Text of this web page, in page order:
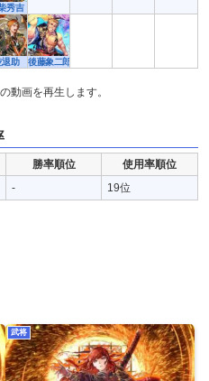
秀吉
退助 後藤象二郎
動画を再生します。
勝率順位
使用率順位
- 19位
武将